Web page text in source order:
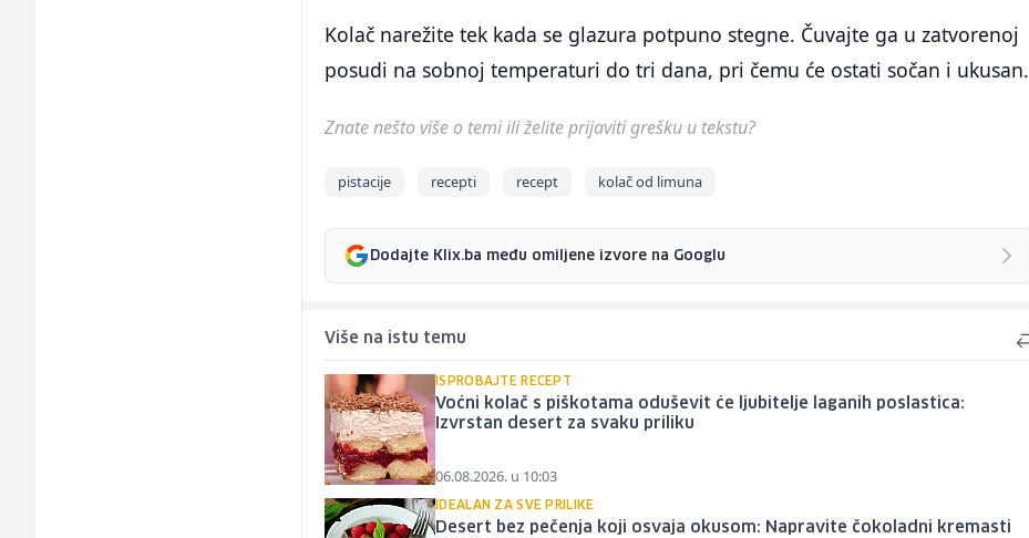
Kolač narežite tek kada se glazura potpuno stegne. Čuvajte ga u zatvorenoj
posudi na sobnoj temperaturi do tri dana, pri čemu će ostati sočan i ukusan.
Znate nešto više o temi ili želite prijaviti grešku u tekstu?
pistacije recepti recept kolač od limuna
Dodajte Klix.ba među omiljene izvore na Googlu
Više na istu temu
ISPROBAJTE RECEPT
Voćni kolač s piškotama oduševit će ljubitelje laganih poslastica:
Izvrstan desert za svaku priliku
06.08.2026. u 10:03
IDEALAN ZA SVE PRILIKE
Desert bez pečenja koji osvaja okusom: Napravite čokoladni kremasti